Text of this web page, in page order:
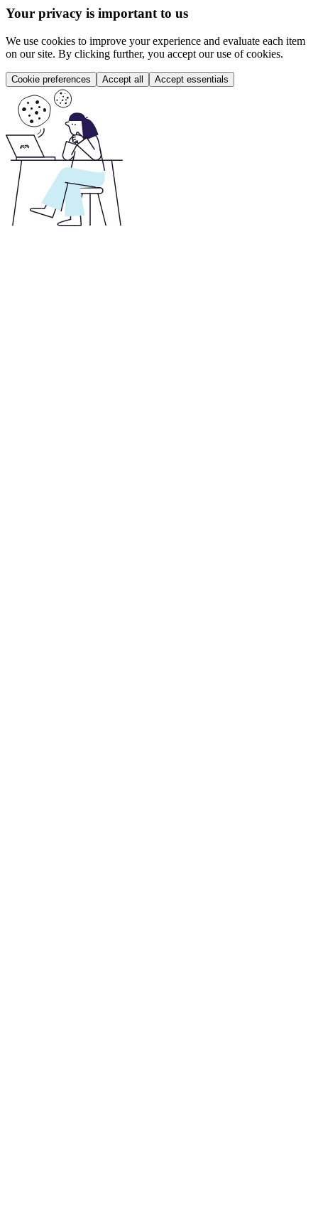
Your privacy is important to us
We use cookies to improve your experience and evaluate each item
on our site. By clicking further, you accept our use of cookies.
Cookie preferences Accept all Accept essentials